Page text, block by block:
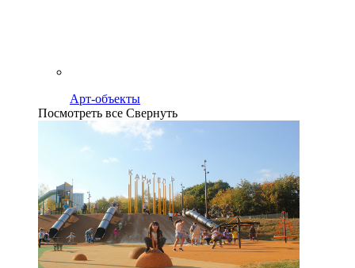
Арт-объекты
Посмотреть все Свернуть